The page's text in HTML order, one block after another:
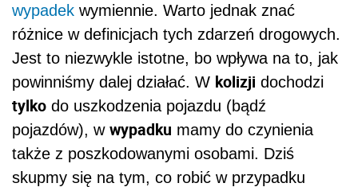
wypadek wymiennie. Warto jednak znać
różnice w definicjach tych zdarzeń drogowych.
Jest to niezwykle istotne, bo wpływa na to, jak
powinniśmy dalej działać. W kolizji dochodzi
tylko do uszkodzenia pojazdu (bądź
pojazdów), w wypadku mamy do czynienia
także z poszkodowanymi osobami. Dziś
skupmy się na tym, co robić w przypadku